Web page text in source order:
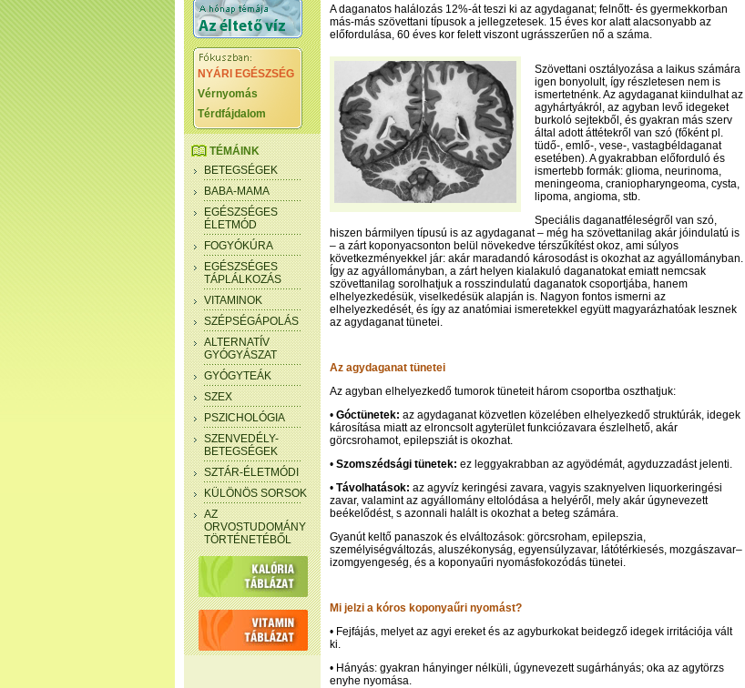
NYÁRI EGÉSZSÉG
Vérnyomás
Térdfájdalom
TÉMÁINK
BETEGSÉGEK
BABA-MAMA
EGÉSZSÉGES
ÉLETMÓD
FOGYÓKÚRA
EGÉSZSÉGES
TÁPLÁLKOZÁS
VITAMINOK
SZÉPSÉGÁPOLÁS
ALTERNATÍV
GYÓGYÁSZAT
GYÓGYTEÁK
SZEX
PSZICHOLÓGIA
SZENVEDÉLY-
BETEGSÉGEK
SZTÁR-ÉLETMÓDI
KÜLÖNÖS SORSOK
AZ
ORVOSTUDOMÁNY
TÖRTÉNETÉBŐL
A daganatos halálozás 12%-át teszi ki az agydaganat; felnőtt- és gyermekkorban
más-más szövettani típusok a jellegzetesek. 15 éves kor alatt alacsonyabb az
előfordulása, 60 éves kor felett viszont ugrásszerűen nő a száma.
Szövettani osztályozása a laikus számára
igen bonyolult, így részletesen nem is
ismertetnénk. Az agydaganat kiindulhat az
agyhártyákról, az agyban levő idegeket
burkoló sejtekből, és gyakran más szerv
által adott áttétekről van szó (főként pl.
tüdő-, emlő-, vese-, vastagbéldaganat
esetében). A gyakrabban előforduló és
ismertebb formák: glioma, neurinoma,
meningeoma, craniopharyngeoma, cysta,
lipoma, angioma, stb.
Speciális daganatféleségről van szó,
hiszen bármilyen típusú is az agydaganat – még ha szövettanilag akár jóindulatú is
– a zárt koponyacsonton belül növekedve térszűkítést okoz, ami súlyos
következményekkel jár: akár maradandó károsodást is okozhat az agyállományban.
Így az agyállományban, a zárt helyen kialakuló daganatokat emiatt nemcsak
szövettanilag sorolhatjuk a rosszindulatú daganatok csoportjába, hanem
elhelyezkedésük, viselkedésük alapján is. Nagyon fontos ismerni az
elhelyezkedését, és így az anatómiai ismeretekkel együtt magyarázhatóak lesznek
az agydaganat tünetei.
Az agydaganat tünetei
Az agyban elhelyezkedő tumorok tüneteit három csoportba oszthatjuk:
• Góctünetek: az agydaganat közvetlen közelében elhelyezkedő struktúrák, idegek
károsítása miatt az elroncsolt agyterület funkciózavara észlelhető, akár
görcsrohamot, epilepsziát is okozhat.
• Szomszédsági tünetek: ez leggyakrabban az agyödémát, agyduzzadást jelenti.
• Távolhatások: az agyvíz keringési zavara, vagyis szaknyelven liquorkeringési
zavar, valamint az agyállomány eltolódása a helyéről, mely akár úgynevezett
beékelődést, s azonnali halált is okozhat a beteg számára.
Gyanút keltő panaszok és elváltozások: görcsroham, epilepszia,
személyiségváltozás, aluszékonyság, egyensúlyzavar, látótérkiesés, mozgászavar–
izomgyengeség, és a koponyaűri nyomásfokozódás tünetei.
Mi jelzi a kóros koponyaűri nyomást?
• Fejfájás, melyet az agyi ereket és az agyburkokat beidegző idegek irritációja vált
ki.
• Hányás: gyakran hányinger nélküli, úgynevezett sugárhányás; oka az agytörzs
enyhe nyomása.